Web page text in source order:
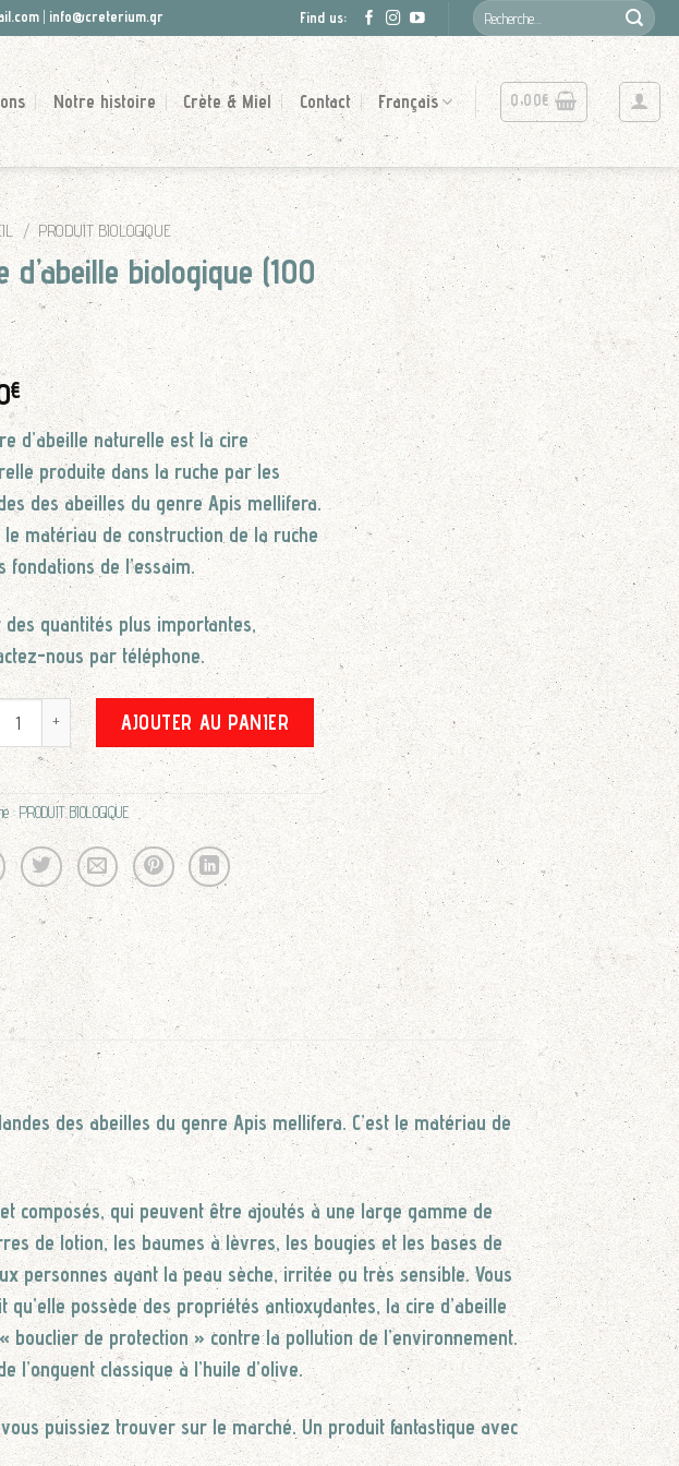
info@creterium.gr Find us:
Recherche
pour :
Notre histoire Crète & Miel Contact Français 0.00€
/ PRODUIT BIOLOGIQUE
d’abeille biologique (100
€
d’abeille naturelle est la cire
produite dans la ruche par les
des abeilles du genre Apis mellifera.
le matériau de construction de la ruche
fondations de l’essaim.
des quantités plus importantes,
nous par téléphone.
de Cire d'abeille biologique (100 gr)
AJOUTER AU PANIER
: PRODUIT BIOLOGIQUE
des abeilles du genre Apis mellifera. C’est le matériau de
composés, qui peuvent être ajoutés à une large gamme de
de lotion, les baumes à lèvres, les bougies et les bases de
personnes ayant la peau sèche, irritée ou très sensible. Vous
possède des propriétés antioxydantes, la cire d’abeille
de protection » contre la pollution de l’environnement.
classique à l’huile d’olive.
puissiez trouver sur le marché. Un produit fantastique avec